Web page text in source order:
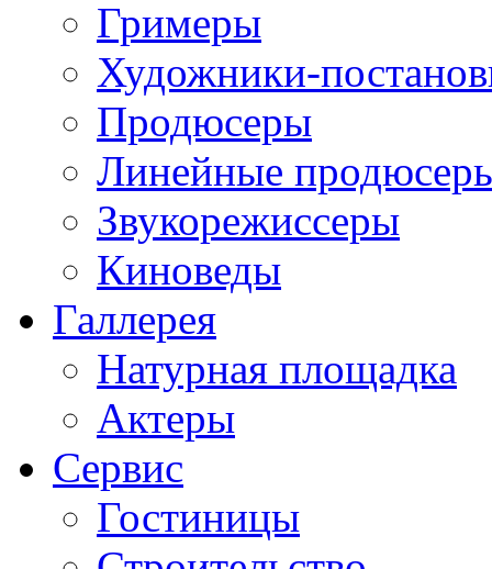
Гримеры
Художники-
Продюсеры
Линейные
Звукорежиссеры
Киноведы
Галлерея
Натурная площадка
Актеры
Сервис
Гостиницы